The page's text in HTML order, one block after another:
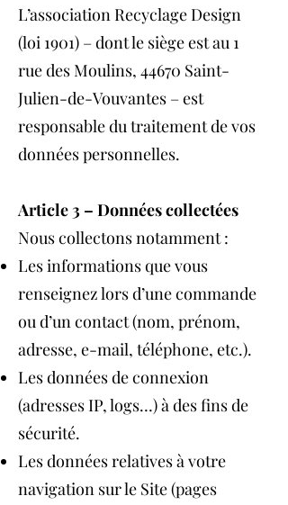
L’association Recyclage Design
(loi 1901) – dont le siège est au 1
rue des Moulins, 44670 Saint-
Julien-de-Vouvantes – est
responsable du traitement de vos
données personnelles.
Article 3 – Données collectées
Nous collectons notamment :
Les informations que vous
renseignez lors d’une commande
ou d’un contact (nom, prénom,
adresse, e-mail, téléphone, etc.).
Les données de connexion
(adresses IP, logs…) à des fins de
sécurité.
Les données relatives à votre
navigation sur le Site (pages